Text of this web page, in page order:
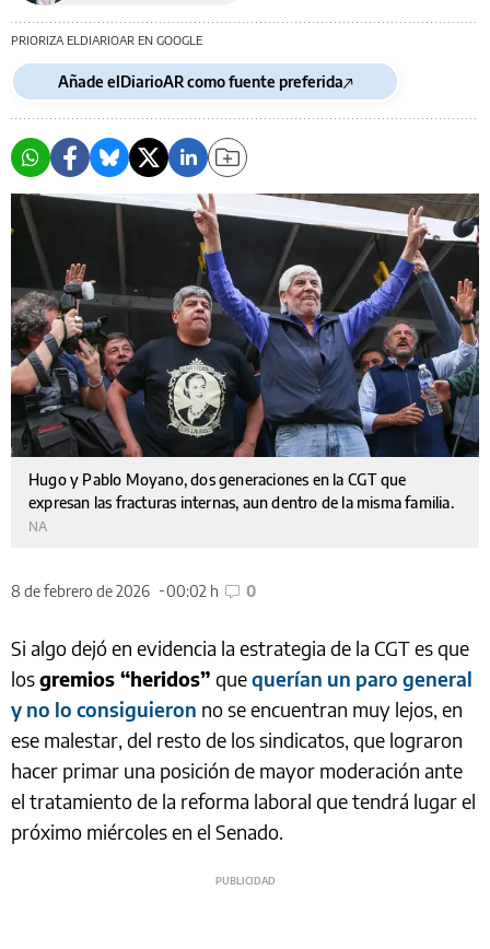
PRIORIZA ELDIARIOAR EN GOOGLE
Añade elDiarioAR como fuente preferida
Hugo y Pablo Moyano, dos generaciones en la CGT que
expresan las fracturas internas, aun dentro de la misma familia.
NA
8 de febrero de 2026 00:02 h 0
Si algo dejó en evidencia la estrategia de la CGT es que
losgremios “heridos” quequerían un paro general
y no lo consiguieron no se encuentran muy lejos, en
ese malestar, del resto de los sindicatos, que lograron
hacer primar una posición de mayor moderación ante
el tratamiento de la reforma laboral que tendrá lugar el
próximo miércoles en el Senado.